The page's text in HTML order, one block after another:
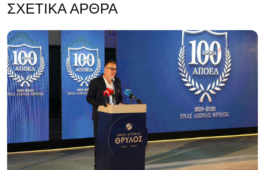
ΣΧΕΤΙΚΆ ΆΡΘΡΑ